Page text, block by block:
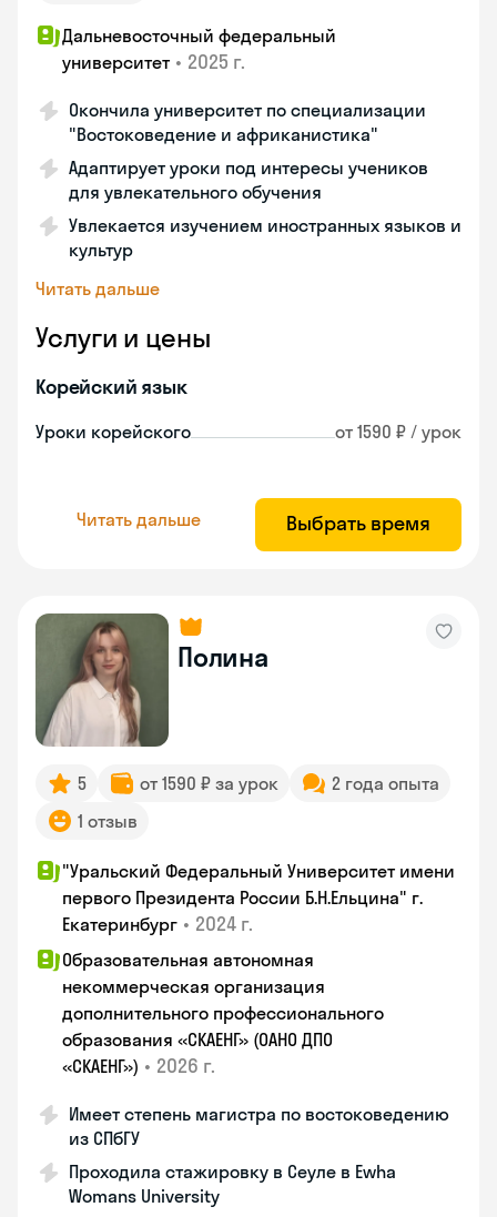
Дальневосточный федеральный
университет • 2025 г.
Окончила университет по специализации
"Востоковедение и африканистика"
Адаптирует уроки под интересы учеников
для увлекательного обучения
Увлекается изучением иностранных языков и
культур
Читать дальше
Услуги и цены
Корейский язык
Уроки корейского от 1590 ₽ / урок
Читать дальше Выбрать время
Полина
5 от 1590 ₽ за урок
2 года опыта
1 отзыв
"Уральский Федеральный Университет имени
первого Президента России Б.Н.Ельцина" г.
Екатеринбург • 2024 г.
Образовательная автономная
некоммерческая организация
дополнительного профессионального
образования «СКАЕНГ» (ОАНО ДПО
«СКАЕНГ») • 2026 г.
Имеет степень магистра по востоковедению
из СПбГУ
Проходила стажировку в Сеуле в Ewha
Womans University